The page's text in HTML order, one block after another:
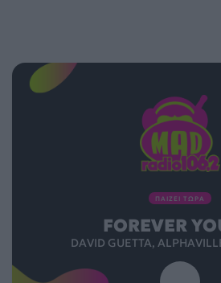
ΠΑΙΖΕΙ ΤΩΡΑ
FOREVER
DAVID GUETTA,